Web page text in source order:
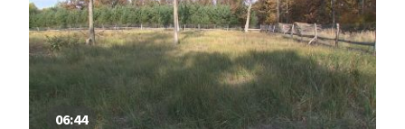
06:44